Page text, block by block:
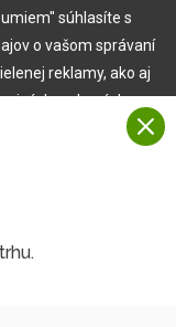
súhlasíte s
o vašom správaní
reklamy, ako aj
iných webových
niekoľko kategórií